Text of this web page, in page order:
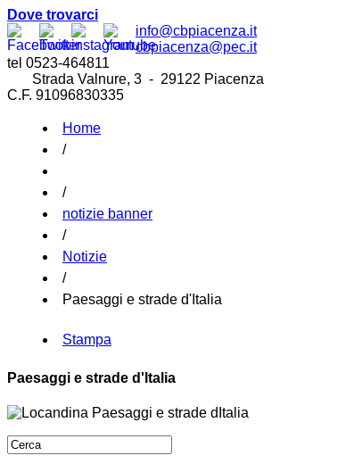
Dove trovarci
info@cbpiacenza.it
cbpiacenza@pec.it
tel 0523-464811
Strada Valnure, 3 - 29122 Piacenza
C.F. 91096830335
Home
/
/
notizie banner
/
Notizie
/
Paesaggi e strade d'Italia
Stampa
Paesaggi e strade d'Italia